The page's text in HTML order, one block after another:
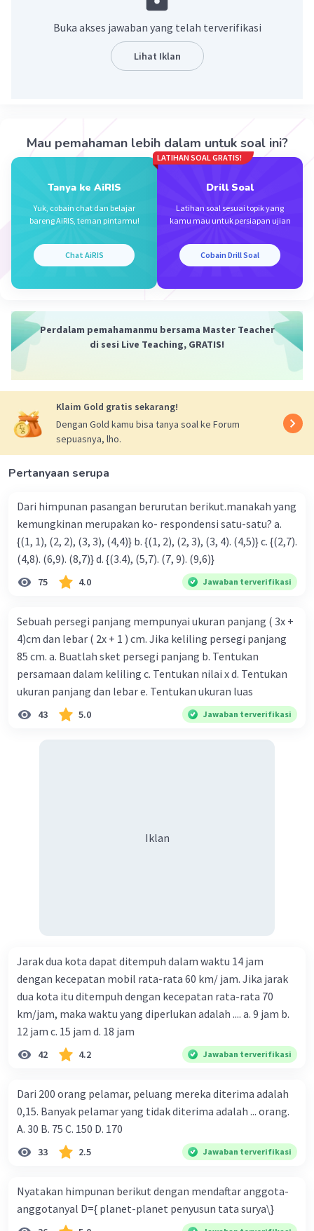
Dela A Community Level 92
Jawaban terverifikasi
Jawaban yang tepat untuk soal tersebut adalah
(6x + 4)(x – 3)
Beri Rating·0.0(0) Balas
Buka akses jawaban yang telah terverifikasi
Lihat Iklan
Mau pemahaman lebih dalam untuk soal ini?
Tanya ke AiRIS
Yuk, cobain chat dan belajar
bareng AiRIS, teman pintarmu!
Chat AiRIS
LATIHAN SOAL GRATIS!
Drill Soal
Latihan soal sesuai topik yang
kamu mau untuk persiapan ujian
Cobain Drill Soal
Perdalam pemahamanmu bersama Master Teacher
di sesi Live Teaching, GRATIS!
Klaim Gold gratis sekarang!
Dengan Gold kamu bisa tanya soal ke Forum
sepuasnya, lho.
Pertanyaan serupa
Dari himpunan pasangan berurutan berikut.manakah yang
kemungkinan merupakan ko- respondensi satu-satu? a.
{(1, 1), (2, 2), (3, 3), (4,4)} b. {(1, 2), (2, 3), (3, 4). (4,5)} c. {(2,7).
(4,8). (6,9). (8,7)} d. {(3.4), (5,7). (7, 9). (9,6)}
75 4.0 Jawaban terverifikasi
Sebuah persegi panjang mempunyai ukuran panjang ( 3x +
4)cm dan lebar ( 2x + 1 ) cm. Jika keliling persegi panjang
85 cm. a. Buatlah sket persegi panjang b. Tentukan
persamaan dalam keliling c. Tentukan nilai x d. Tentukan
ukuran panjang dan lebar e. Tentukan ukuran luas
43 5.0 Jawaban terverifikasi
Iklan
Jarak dua kota dapat ditempuh dalam waktu 14 jam
dengan kecepatan mobil rata-rata 60 km/ jam. Jika jarak
dua kota itu ditempuh dengan kecepatan rata-rata 70
km/jam, maka waktu yang diperlukan adalah .... a. 9 jam b.
12 jam c. 15 jam d. 18 jam
42 4.2 Jawaban terverifikasi
Dari 200 orang pelamar, peluang mereka diterima adalah
0,15. Banyak pelamar yang tidak diterima adalah ... orang.
A. 30 B. 75 C. 150 D. 170
33 2.5 Jawaban terverifikasi
Nyatakan himpunan berikut dengan mendaftar anggota-
anggotanyal D={ planet-planet penyusun tata surya\}